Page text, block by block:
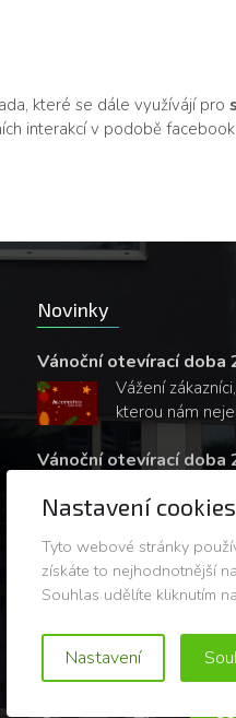
které se dále využívájí pro
interakcí v podobě
Novinky
Vánoční otevírací doba
Vážení
kterou nám
Vánoční otevírací doba
kterou nám
Nastavení cookies
Tyto webové stránky
získáte to nejhodnotnější
Souhlas udělíte kliknutím
Nastavení